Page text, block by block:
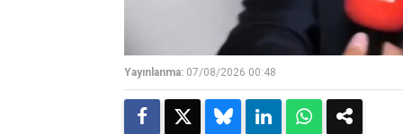
Yayınlanma: 07/08/2026 00:48